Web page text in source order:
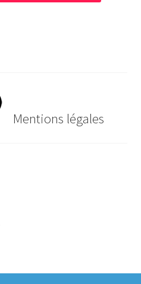
Mentions légales